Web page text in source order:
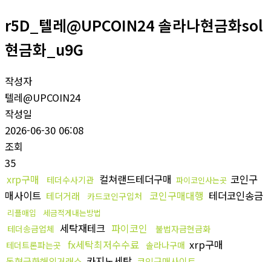
r5D_텔레@UPCOIN24 솔라나현금화sol
현금화_u9G
작성자
텔레@UPCOIN24
작성일
2026-06-30 06:08
조회
35
xrp구매
테더수사기관 컬쳐랜드테더구매 파이코인사는곳 코인구
매사이트 테더거래 카드코인구입처 코인구매대행 테더코인송금
리플매입 세금적게내는방법
테더송금업체 세탁재테크 파이코인
불법자금현금화
테더트론파는곳 fx세탁최저수수료 솔라나구매 xrp구매